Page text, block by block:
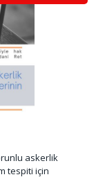
askerlik
tespiti için